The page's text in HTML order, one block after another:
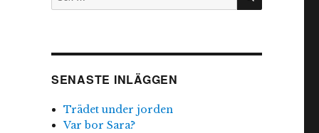
efter:
SENASTE INLÄGGEN
Trädet under jorden
Var bor Sara?